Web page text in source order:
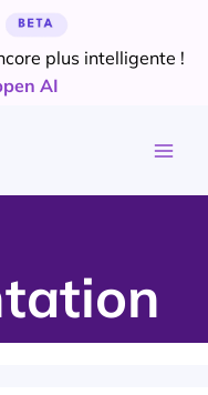
plus intelligente !
AI